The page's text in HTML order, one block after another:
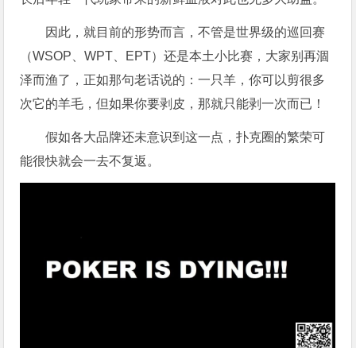
因此，就目前的形势而言，不管是世界级的巡回赛
（WSOP、WPT、EPT）还是本土小比赛，大家别再涸
泽而渔了，正如那句老话说的：一只羊，你可以剪很多
次它的羊毛，但如果你要剥皮，那就只能剥一次而已！
假如各大品牌还未意识到这一点，扑克圈的繁荣可
能很快就会一去不复返。